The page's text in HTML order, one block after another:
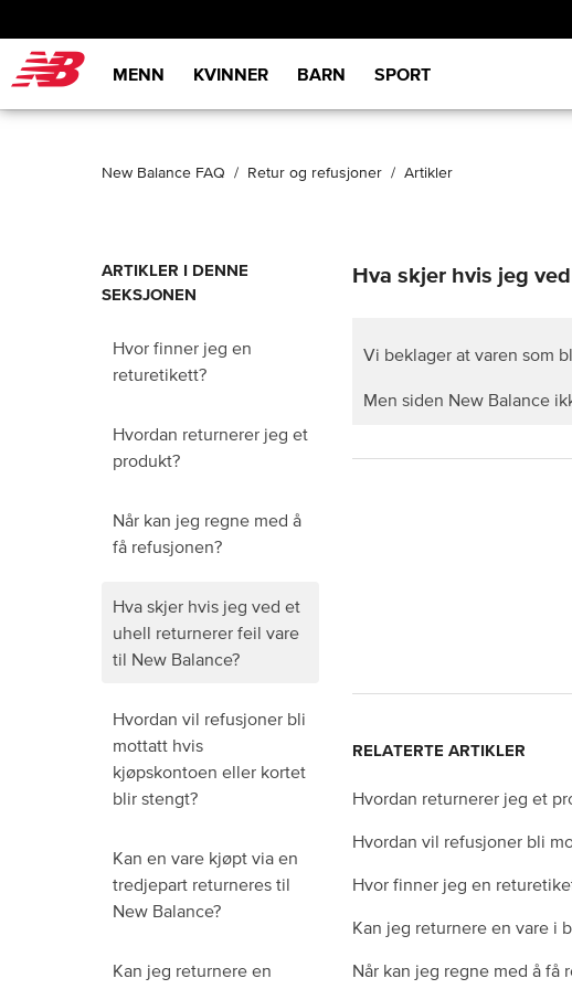
New Balance
MENN KVINNER BARN SPORT
New Balance FAQ Retur og refusjoner Artikler
ARTIKLER I DENNE
SEKSJONEN
Hvor finner jeg en
returetikett?
Hvordan returnerer jeg et
produkt?
Når kan jeg regne med å
få refusjonen?
Hva skjer hvis jeg ved et
uhell returnerer feil vare
til New Balance?
Hvordan vil refusjoner bli
mottatt hvis
kjøpskontoen eller kortet
blir stengt?
Kan en vare kjøpt via en
tredjepart returneres til
New Balance?
Kan jeg returnere en
Hva skjer hvis jeg
Vi beklager at varen som
Men siden New Balance
RELATERTE ARTIKLER
Hvordan returnerer jeg et
Hvordan vil refusjoner bli
Hvor finner jeg en
Kan jeg returnere en vare i
Når kan jeg regne med å få